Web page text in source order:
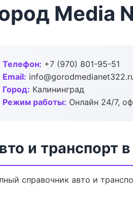
Media
Телефон: +7 (970) 801-95-51
Email:
Город: Калининград
Режим работы: Онлайн 24/7,
и транспорт
справочник авто и